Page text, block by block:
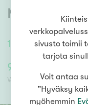
108 m² 4h, k,
95 000,00 €
Velaton hinta
sivusto toimii
tarjota
Voit antaa
"Hyväksy
myöhemmin